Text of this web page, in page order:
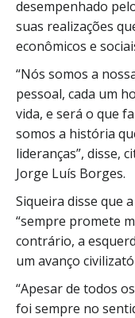
desempenhado
suas realizações
econômicos e
“Nós somos a
pessoal, cada um
vida, e será o que
somos a história
lideranças”, disse,
Jorge Luís Borges.
Siqueira disse que
“sempre promete
contrário, a
um avanço
“Apesar de todos
foi sempre no